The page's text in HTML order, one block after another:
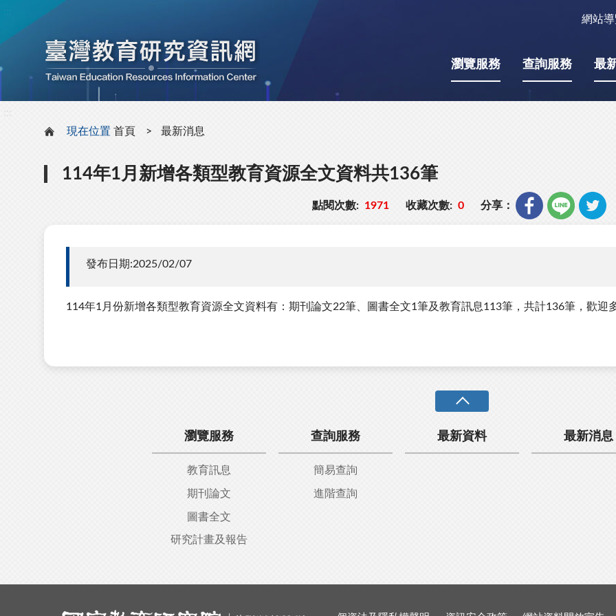
網站
瀏覽服務 查詢服務 最
現在位置 首頁 最新消息
114年1月新增各類型教育資源全文資料共136筆
點閱次數: 1971 收藏次數: 0 分享：
發布日期:2025/02/07
114年1月份新增各類型教育資源全文資料有：期刊論文22筆、圖書全文1筆及教育訊息113筆，共計136筆，歡迎
瀏覽服務
教育訊息
期刊論文
圖書全文
研究計畫及報告
查詢服務
簡易查詢
進階查詢
最新資料 最新消息